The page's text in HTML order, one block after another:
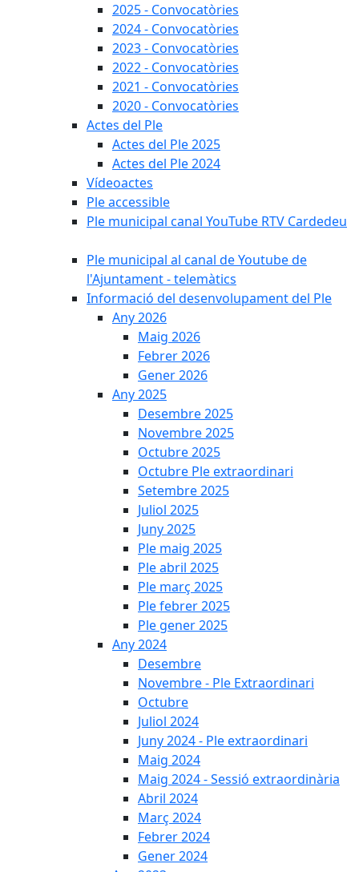
2025 - Convocatòries
2024 - Convocatòries
2023 - Convocatòries
2022 - Convocatòries
2021 - Convocatòries
2020 - Convocatòries
Actes del Ple
Actes del Ple 2025
Actes del Ple 2024
Vídeoactes
Ple accessible
Ple municipal canal YouTube RTV Cardedeu
Ple municipal al canal de Youtube de
l'Ajuntament - telemàtics
Informació del desenvolupament del Ple
Any 2026
Maig 2026
Febrer 2026
Gener 2026
Any 2025
Desembre 2025
Novembre 2025
Octubre 2025
Octubre Ple extraordinari
Setembre 2025
Juliol 2025
Juny 2025
Ple maig 2025
Ple abril 2025
Ple març 2025
Ple febrer 2025
Ple gener 2025
Any 2024
Desembre
Novembre - Ple Extraordinari
Octubre
Juliol 2024
Juny 2024 - Ple extraordinari
Maig 2024
Maig 2024 - Sessió extraordinària
Abril 2024
Març 2024
Febrer 2024
Gener 2024